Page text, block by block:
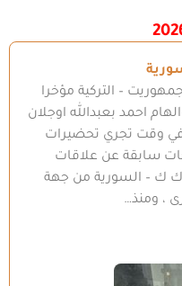
– التركية مؤخرا
احمد بعبدالله اوجلان
في وقت تجري تحضيرات
سابقة عن علاقات
ك – السورية من جهة
، ومنذ…